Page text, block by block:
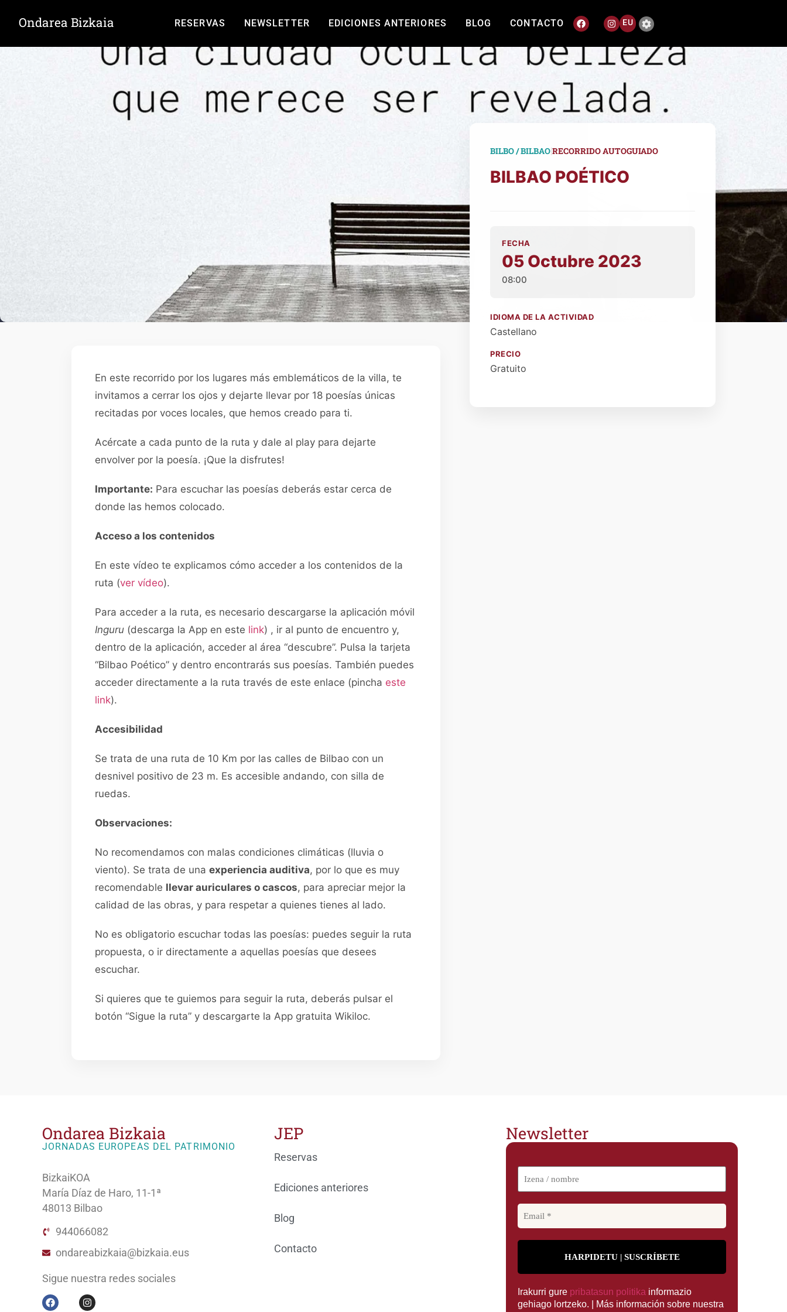
Ondarea Bizkaia RESERVAS NEWSLETTER EDICIONES ANTERIORES BLOG CONTACTO EU
En este recorrido por los lugares más emblemáticos de la villa, te
invitamos a cerrar los ojos y dejarte llevar por 18 poesías únicas
recitadas por voces locales, que hemos creado para ti.
Acércate a cada punto de la ruta y dale al play para dejarte
envolver por la poesía. ¡Que la disfrutes!
Importante: Para escuchar las poesías deberás estar cerca de
donde las hemos colocado.
Acceso a los contenidos
En este vídeo te explicamos cómo acceder a los contenidos de la
ruta (ver vídeo).
Para acceder a la ruta, es necesario descargarse la aplicación móvil
Inguru (descarga la App en este link) , ir al punto de encuentro y,
dentro de la aplicación, acceder al área “descubre”. Pulsa la tarjeta
“Bilbao Poético” y dentro encontrarás sus poesías. También puedes
acceder directamente a la ruta través de este enlace (pincha este
link).
Accesibilidad
Se trata de una ruta de 10 Km por las calles de Bilbao con un
desnivel positivo de 23 m. Es accesible andando, con silla de
ruedas.
Observaciones:
No recomendamos con malas condiciones climáticas (lluvia o
viento). Se trata de una experiencia auditiva, por lo que es muy
recomendable llevar auriculares o cascos, para apreciar mejor la
calidad de las obras, y para respetar a quienes tienes al lado.
No es obligatorio escuchar todas las poesías: puedes seguir la ruta
propuesta, o ir directamente a aquellas poesías que desees
escuchar.
Si quieres que te guiemos para seguir la ruta, deberás pulsar el
botón “Sigue la ruta” y descargarte la App gratuita Wikiloc.
BILBO / BILBAO|RECORRIDO AUTOGUIADO
BILBAO POÉTICO
FECHA
05 Octubre 2023
08:00
IDIOMA DE LA ACTIVIDAD
Castellano
PRECIO
Gratuito
Ondarea Bizkaia
JORNADAS EUROPEAS DEL PATRIMONIO
BizkaiKOA
María Díaz de Haro, 11-1ª
48013 Bilbao
944066082
ondareabizkaia@bizkaia.eus
Sigue nuestra redes sociales
JEP
Reservas
Ediciones anteriores
Blog
Contacto
Newsletter
Irakurri gure pribatasun politika informazio
gehiago lortzeko. | Más información sobre nuestra